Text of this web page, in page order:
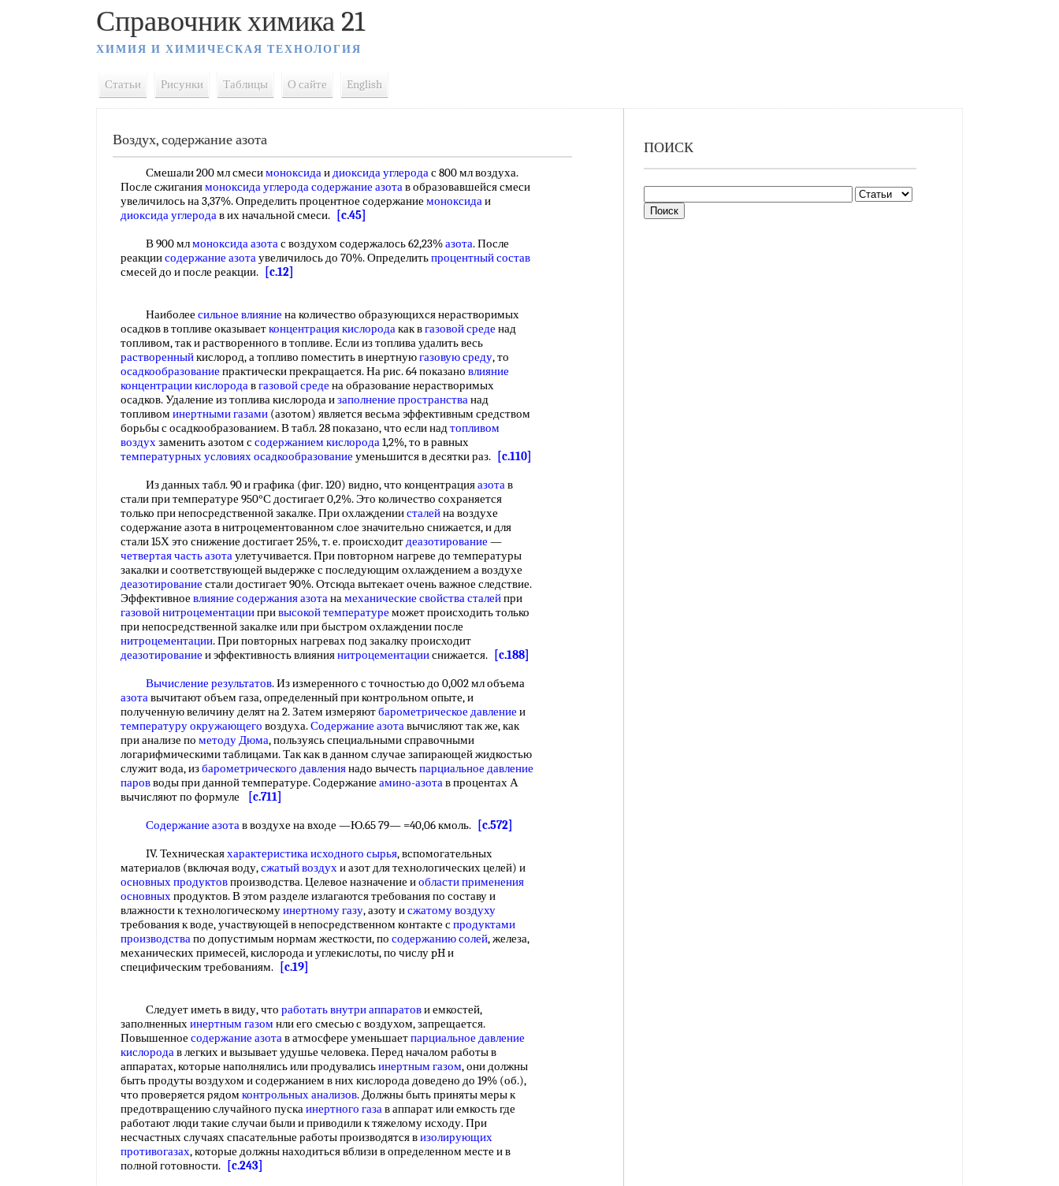
Справочник химика 21
ХИМИЯ И ХИМИЧЕСКАЯ ТЕХНОЛОГИЯ
Статьи Рисунки Таблицы О сайте English
Воздух, содержание азота
Смешали 200 мл смесимоноксидаидиоксида углеродас 800 мл воздуха.
После сжиганиямоноксида углеродасодержание азотав образовавшейся смеси
увеличилось на 3,37%. Определить процентное содержание моноксидаи
диоксида углеродав их начальной смеси.
[c.45]
В 900 млмоноксида азотас воздухом содержалось 62,23%азота. После
реакциисодержание азотаувеличилось до 70%. Определитьпроцентный состав
смесей до и после реакции.
[c.12]
Наиболее сильное влияние на количество образующихся нерастворимых
осадков в топливе оказываетконцентрация кислородакак вгазовой среде над
топливом, так и растворенного в топливе. Если из топлива удалить весь
растворенныйкислород, а топливо поместить в инертнуюгазовую среду, то
осадкообразование практически прекращается. На рис. 64 показано влияние
концентрации кислородавгазовой среде на образование нерастворимых
осадков. Удаление из топлива кислорода изаполнение пространстванад
топливом инертными газами (азотом) является весьма эффективным средством
борьбы с осадкообразованием. В табл. 28 показано, что если надтопливом
воздухзаменить азотом ссодержанием кислорода1,2%, то в равных
температурных условияхосадкообразование уменьшится в десятки раз.
[c.110]
Из данных табл. 90 и графика (фиг. 120) видно, что концентрацияазотав
стали при температуре 950°С достигает 0,2%. Это количество сохраняется
только при непосредственной закалке. При охлаждениисталейна воздухе
содержание азота в нитроцементованном слое значительно снижается, и для
стали 15Х это снижение достигает 25%, т. е. происходитдеазотирование —
четвертая частьазотаулетучивается. При повторном нагреве до температуры
закалки и соответствующей выдержке с последующим охлаждением а воздухе
деазотирование стали достигает 90%. Отсюда вытекает очень важное следствие.
Эффективное влияние содержания азотанамеханические свойства сталейпри
газовойнитроцементациипривысокой температуре может происходить только
при непосредственной закалке или при быстром охлаждении после
нитроцементации. При повторных нагревах под закалку происходит
деазотирование и эффективность влияниянитроцементацииснижается.
[c.188]
Вычисление результатов. Из измеренного с точностью до 0,002 мл объема
азотавычитают объем газа, определенный при контрольном опыте, и
полученную величину делят на 2. Затем измеряютбарометрическое давление и
температуру окружающего воздуха.Содержание азотавычисляют так же, как
при анализе по методу Дюма, пользуясь специальными справочными
логарифмическими таблицами. Так как в данном случае запирающей жидкостью
служит вода, избарометрического давлениянадо вычестьпарциальное давление
паровводы при данной температуре. Содержание амино-азотав процентах А
вычисляют по формуле
[c.711]
Содержание азотав воздухе на входе —Ю.65 79— =40,06 кмоль.
[c.572]
IV. Техническаяхарактеристика исходного сырья, вспомогательных
материалов (включая воду,сжатый воздухи азот для технологических целей) и
основных продуктовпроизводства. Целевое назначение иобласти применения
основныхпродуктов. В этом разделе излагаются требования по составу и
влажности к технологическомуинертному газу, азоту исжатому воздуху
требования к воде, участвующей в непосредственном контакте спродуктами
производствапо допустимым нормам жесткости, по содержанию солей, железа,
механических примесей, кислорода и углекислоты, по числу pH и
специфическим требованиям.
[c.19]
Следует иметь в виду, что работать внутри аппаратови емкостей,
заполненныхинертным газом нли его смесью с воздухом, запрещается.
Повышенное содержание азотав атмосфере уменьшаетпарциальное давление
кислородав легких и вызывает удушье человека. Перед началом работы в
аппаратах, которые наполнялись или продувалисьинертным газом, они должны
быть продуты воздухом и содержанием в них кислорода доведено до 19% (об.),
что проверяется рядом контрольных анализов. Должны быть приняты меры к
предотвращению случайного пускаинертного газав аппарат или емкость где
работают люди такие случаи были и приводили к тяжелому исходу. При
несчастных случаях спасательные работы производятся визолирующих
противогазах, которые должны находиться вблизи в определенном месте и в
полной готовности.
[c.243]
ПОИСК